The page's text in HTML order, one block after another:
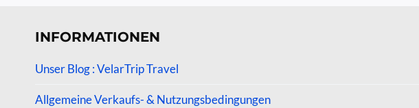
INFORMATIONEN
Unser Blog : VelarTrip Travel
Allgemeine Verkaufs- & Nutzungsbedingungen